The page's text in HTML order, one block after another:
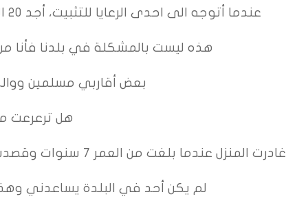
عندما أتوجه الى احدى الرعايا للتثبيت، أجد 20 الى 50 شخصاً مسلماً يعتنقون المسيحية.
هذه ليست بالمشكلة في بلدنا فأنا من بلدة 99.9% من
بعض أقاربي مسلمين
هل ترعرعت
غادرت المنزل عندما بلغت من العمر 7 سنوات وقصدت الرعية لأنني كنت أريد الذهاب الى المدرسة.
لم يكن أحد في البلدة يساعدني